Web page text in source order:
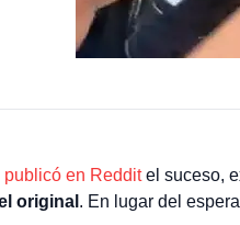
publicó en Redditel suceso,
original . En lugar del